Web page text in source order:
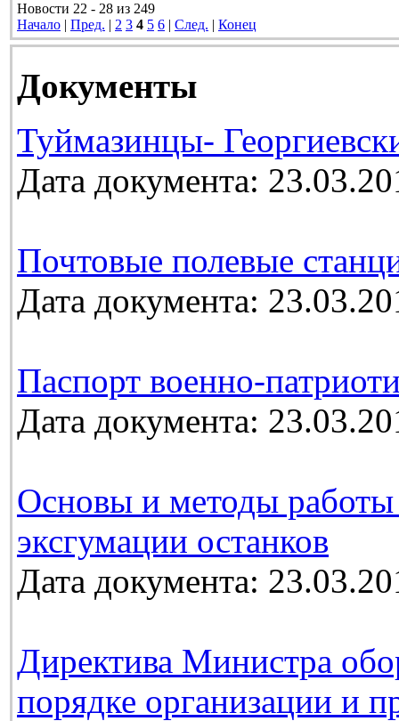
Новости 22 - 28 из 249
Начало | Пред. | 2 3 4 5 6 | След. | Конец
Документы
Туймазинцы-
Дата документа:
Почтовые полевые
Дата документа:
Паспорт военно-
Дата документа:
Основы и методы
эксгумации останков
Дата документа:
Директива Министра
порядке организации и